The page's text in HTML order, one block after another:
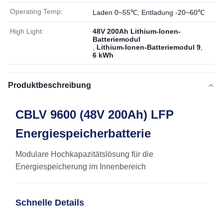
Operating Temp: Laden 0~55℃; Entladung -20~60℃
High Light:
48V 200Ah Lithium-Ionen-
Batteriemodul
Lithium-Ionen-Batteriemodul 9
6 kWh
Produktbeschreibung
CBLV 9600 (48V 200Ah) LFP
Energiespeicherbatterie
Modulare Hochkapazitätslösung für die
Energiespeicherung im Innenbereich
Schnelle Details